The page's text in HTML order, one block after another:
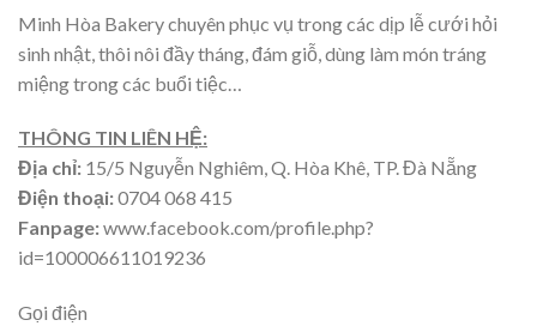
Minh Hòa Bakery chuyên phục vụ trong các dịp lễ cưới hỏi
sinh nhật, thôi nôi đầy tháng, đám giỗ, dùng làm món tráng
miệng trong các buổi tiệc…
THÔNG TIN LIÊN HỆ:
Địa chỉ: 15/5 Nguyễn Nghiêm, Q. Hòa Khê, TP. Đà Nẵng
Điện thoại:0704 068 415
Fanpage:www.facebook.com/profile.php?
id=100006611019236
Gọi điện